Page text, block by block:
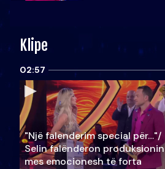
Klipe
02:57
"Një falenderim special për…"/
Selin falënderon produksionin
mes emocionesh të forta